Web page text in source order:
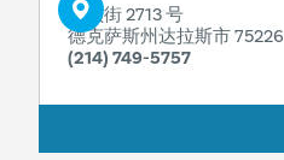
坎顿街 2713 号
德克萨斯州达拉斯市 75226
(214) 749-5757